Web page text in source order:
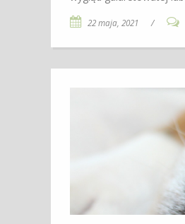
22 maja, 2021 /